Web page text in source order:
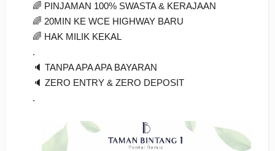
🌈 PINJAMAN 100% SWASTA & KERAJAAN
🌈 20MIN KE WCE HIGHWAY BARU
🌈 HAK MILIK KEKAL
.
🔈 TANPA APA APA BAYARAN
🔈 ZERO ENTRY & ZERO DEPOSIT
.